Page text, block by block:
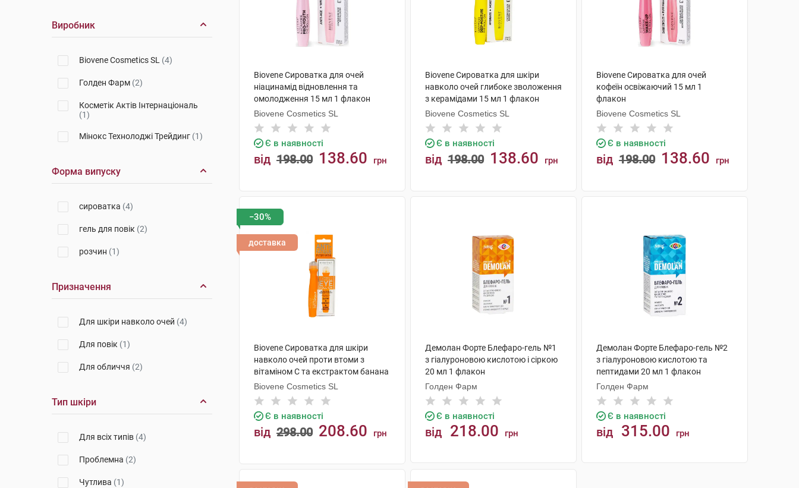
Виробник
Biovene Cosmetics SL (4)
Голден Фарм (2)
Косметік Актів Інтернаціональ
(1)
Мінокс Технолоджі Трейдинг (1)
Форма випуску
сироватка (4)
гель для повік (2)
розчин (1)
Призначення
Для шкіри навколо очей (4)
Для повік (1)
Для обличчя (2)
Тип шкіри
Для всіх типів (4)
Проблемна (2)
Чутлива (1)
Biovene Сироватка для очей
ніацинамід відновлення та
омолодження 15 мл 1 флакон
Biovene Cosmetics SL
Є в наявності
від 198.00 138.60 грн
Biovene Сироватка для шкіри
навколо очей глибоке зволоження
з керамідами 15 мл 1 флакон
Biovene Cosmetics SL
Є в наявності
від 198.00 138.60 грн
Biovene Сироватка для очей
кофеїн освіжаючий 15 мл 1
флакон
Biovene Cosmetics SL
Є в наявності
від 198.00 138.60 грн
−30%
доставка
Biovene Сироватка для шкіри
навколо очей проти втоми з
вітаміном С та екстрактом банана
15 мл 1 флакон
Biovene Cosmetics SL
Є в наявності
від 298.00 208.60 грн
Демолан Форте Блефаро-гель №1
з гіалуроновою кислотою і сіркою
20 мл 1 флакон
Голден Фарм
Є в наявності
від 218.00 грн
Демолан Форте Блефаро-гель №2
з гіалуроновою кислотою та
пептидами 20 мл 1 флакон
Голден Фарм
Є в наявності
від 315.00 грн